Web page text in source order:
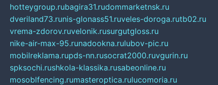
hotteygroup.rubagira31.rudommarketnsk.ru
dveriland73.runis-glonass51.ruveles-doroga.rutb02.ru
vrema-zdorov.ruvelonik.rusurgutgloss.ru
nike-air-max-95.runadookna.rulubov-pic.ru
mobilreklama.rupds-nn.rusocrat2000.ruvgurin.ru
spksochi.rushkola-klassika.rusabeonline.ru
mosoblfencing.rumasteroptica.rulucomoria.ru